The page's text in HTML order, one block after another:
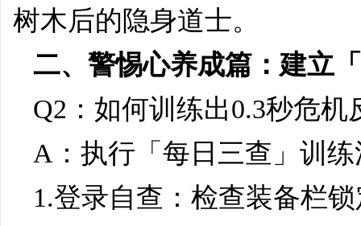
树木后的隐身道士。
二、警惕心养成篇：建立
Q2：如何训练出0.3秒危机
A：执行「每日三查」训
1.登录自查：检查装备栏